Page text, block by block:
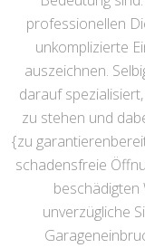
professionellen
unkomplizierte
auszeichnen.
darauf
zu stehen und
{zu
schadensfreie
unverzügliche